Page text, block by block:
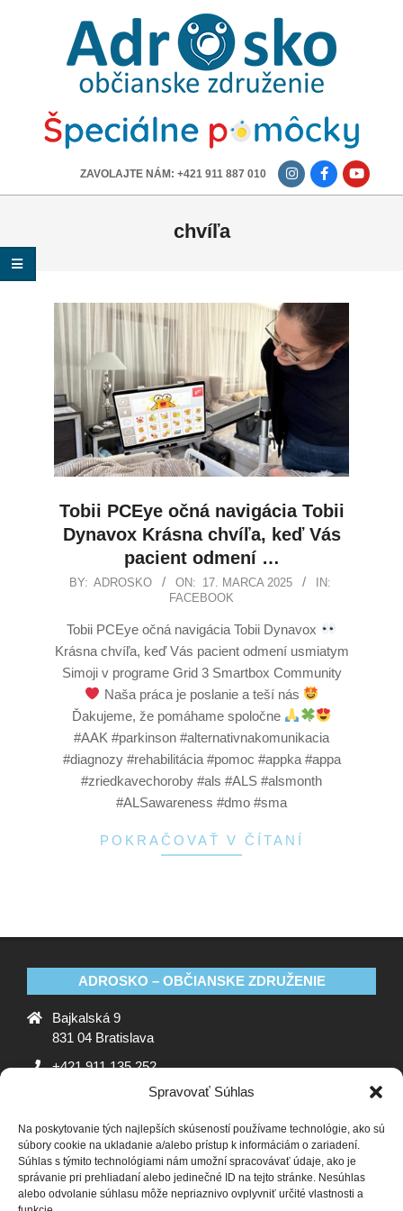
Spravovať Súhlas
Na poskytovanie tých najlepších skúseností používame technológie, ako sú
súbory cookie na ukladanie a/alebo prístup k informáciám o zariadení.
Súhlas s týmito technológiami nám umožní spracovávať údaje, ako je
správanie pri prehliadaní alebo jedinečné ID na tejto stránke. Nesúhlas
alebo odvolanie súhlasu môže nepriaznivo ovplyvniť určité vlastnosti a
ADROSKO
OBČIANSKE
ZDRUŽENIE
ZAVOLAJTE NÁM: +421 911 887 010
chvíľa
Tobii PCEye očná navigácia Tobii
Dynavox Krásna chvíľa, keď Vás
pacient odmení …
BY: ADROSKO ON: 17. MARCA 2025
IN:
FACEBOOK
Tobii PCEye očná navigácia Tobii Dynavox
Krásna chvíľa, keď Vás pacient odmení usmiatym
Simoji v programe Grid 3 Smartbox Community
Naša práca je poslanie a teší nás
Ďakujeme, že pomáhame spoločne
#AAK #parkinson #alternativnakomunikacia
#diagnozy #rehabilitácia #pomoc #appka #appa
#zriedkavechoroby #als #ALS #alsmonth
#ALSawareness #dmo #sma
POKRAČOVAŤ V ČÍTANÍ
ADROSKO – OBČIANSKE ZDRUŽENIE
Bajkalská 9
831 04 Bratislava
+421 911 135 252
ADROSKO
Stanovy OZ Ochrana osobných údajov
Zásady
používania súborov cookie (EÚ)
Vyhlásenie o ochrane